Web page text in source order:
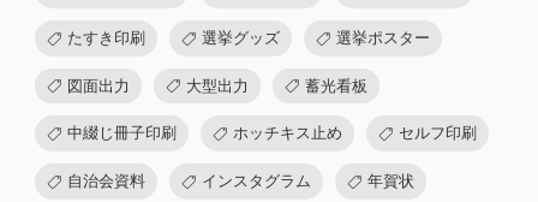
たすき印刷 選挙グッズ 選挙ポスター
図面出力 大型出力 蓄光看板
中綴じ冊子印刷 ホッチキス止め セルフ印刷
自治会資料 インスタグラム 年賀状